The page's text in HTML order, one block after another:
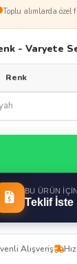
Toplu alımlarda
- Varyete
Renk
BU ÜRÜN İÇIN
Teklif İste
Alışveriş